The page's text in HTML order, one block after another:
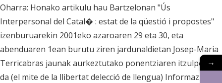
Oharra: Honako artikulu hau Bartzelonan "Ús
Interpersonal del Catal� : estat de la qüestió i propostes"
izenburuarekin 2001eko azaroaren 29 eta 30, eta
abenduaren 1ean burutu ziren jardunaldietan Josep-Maria
Terricabras jaunak aurkeztutako ponentziaren itzulpena
da (el mite de la llibertat delecció de llengua) Informazio
→